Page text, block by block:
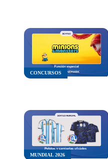
CONCURSOS
MUNDIAL 2026